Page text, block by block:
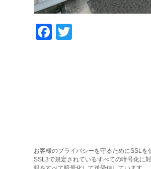
Facebook
お客様のプライバシーを守るためにSSL
SSL3で規定されているすべての暗号化に